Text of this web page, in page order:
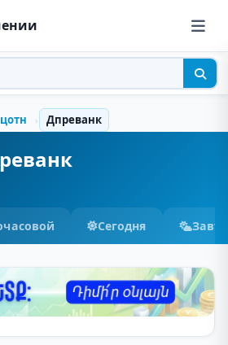
› Дпреванк
Сегодня